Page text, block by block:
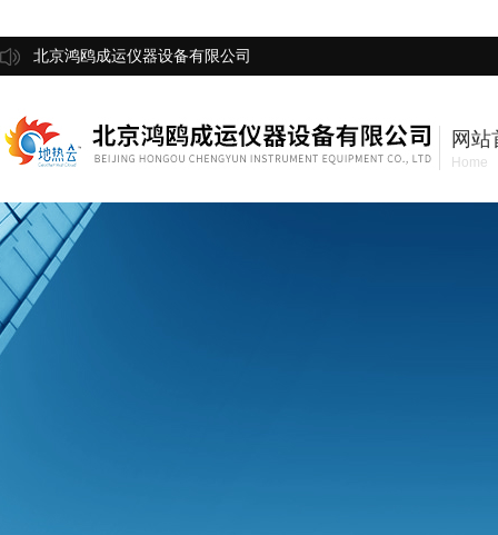
北京鸿鸥成运仪器设备有限公司
网站
Home